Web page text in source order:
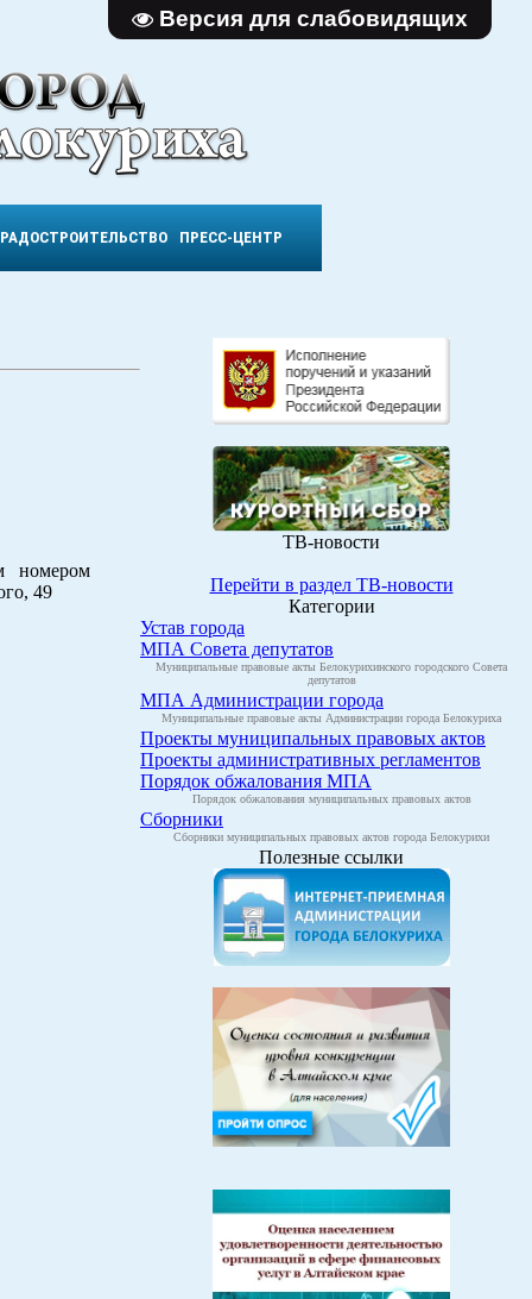
Версия для слабовидящих
ПРЕСС-ЦЕНТР
номером
49
ТВ-новости
Перейти в раздел ТВ-новости
Категории
Устав города
МПА Совета депутатов
Муниципальные правовые акты Белокурихинского городского Совета
депутатов
МПА Администрации города
Муниципальные правовые акты Администрации города Белокуриха
Проекты муниципальных правовых актов
Проекты административных регламентов
Порядок обжалования МПА
Порядок обжалования муниципальных правовых актов
Сборники
Сборники муниципальных правовых актов города Белокурихи
Полезные ссылки